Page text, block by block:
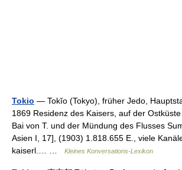
Tokio — Tokĭo (Tokyo), früher Jedo,
1869 Residenz des Kaisers, auf der
Bai von T. und der Mündung des Flusses
Asien I, 17], (1903) 1.818.655 E., viele
kaiserl.… …
Kleines Konversations-Lexikon